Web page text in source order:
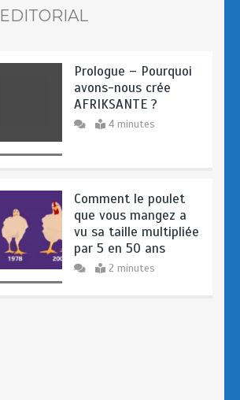
EDITORIAL
Prologue – Pourquoi
avons-nous crée
AFRIKSANTE ?
4 minutes
Comment le poulet
que vous mangez a
vu sa taille multipliée
par 5 en 50 ans
2 minutes